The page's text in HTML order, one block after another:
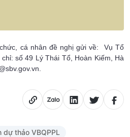
cá nhân đề nghị gửi về: Vụ Tổ
số 49 Lý Thái Tổ, Hoàn Kiếm, Hà
dự thảo VBQPPL